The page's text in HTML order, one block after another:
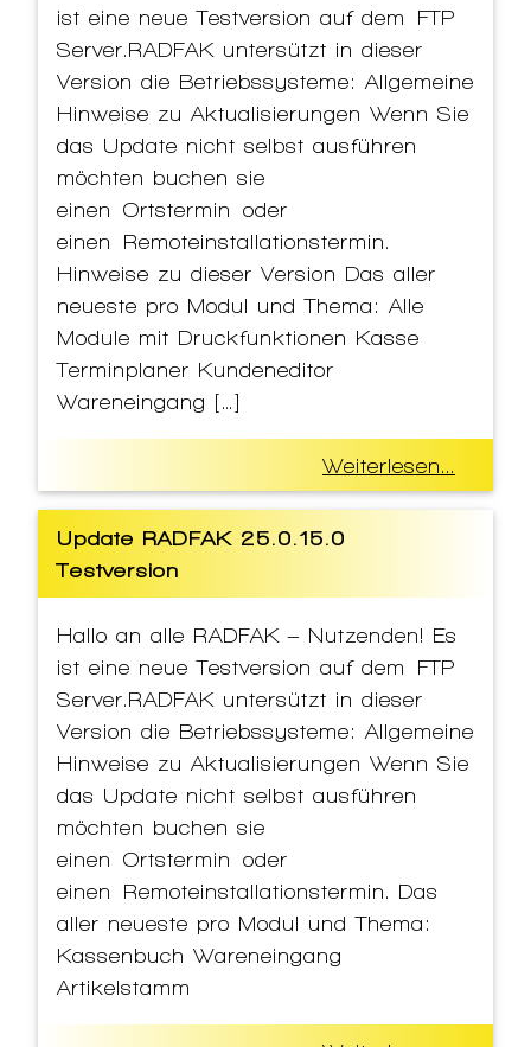
ist eine neue Testversion auf dem FTP
Server.RADFAK untersützt in dieser
Version die Betriebssysteme: Allgemeine
Hinweise zu Aktualisierungen Wenn Sie
das Update nicht selbst ausführen
möchten buchen sie
einen Ortstermin oder
einen Remoteinstallationstermin.
Hinweise zu dieser Version Das aller
neueste pro Modul und Thema: Alle
Module mit Druckfunktionen Kasse
Terminplaner Kundeneditor ​​​​​​​
Wareneingang […]
Weiterlesen...
Update RADFAK 25.0.15.0
Testversion
Hallo an alle RADFAK – Nutzenden! Es
ist eine neue Testversion auf dem FTP
Server.RADFAK untersützt in dieser
Version die Betriebssysteme: Allgemeine
Hinweise zu Aktualisierungen Wenn Sie
das Update nicht selbst ausführen
möchten buchen sie
einen Ortstermin oder
einen Remoteinstallationstermin. Das
aller neueste pro Modul und Thema:
Kassenbuch Wareneingang
Artikelstamm